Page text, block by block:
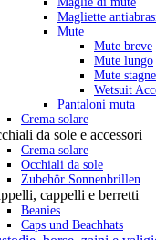
Magliette
Mute
Mute breve
Mute lungo
Mute stagne
Wetsuit
Pantaloni muta
Crema solare
da sole e accessori
Crema solare
Occhiali da sole
Zubehör Sonnenbrillen
cappelli e berretti
Beanies
Caps und Beachhats